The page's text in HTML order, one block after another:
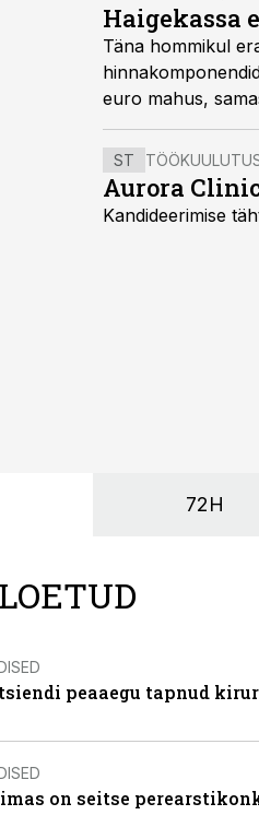
Haigekassa
Täna hommikul
euro mahus,
kallinemisega.
ST
Aurora
Kandideerimise
72H
peaaegu tapnud
on seitse